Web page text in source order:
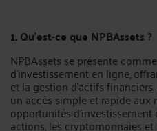
1. Qu'est-ce que NPBAssets ?
NPBAssets se présente
d'investissement en ligne,
et la gestion d’actifs
un accès simple et rapide aux
opportunités
actions, les cryptomonnaies et